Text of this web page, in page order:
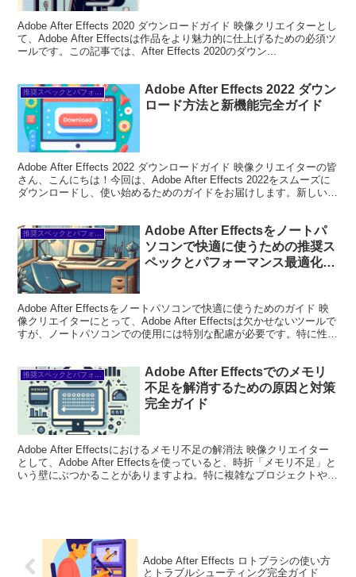
Adobe After Effects 2020 ダウンロードガイド 映像クリエイターとし
て、Adobe After Effectsは作品をより魅力的に仕上げるための必須ツ
ールです。この記事では、After Effects 2020のダウン...
Adobe After Effects 2022 ダウン
ロード方法と新機能完全ガイド
Adobe After Effects 2022 ダウンロードガイド 映像クリエイターの皆
さん、こんにちは！今回は、Adobe After Effects 2022をスムーズに
ダウンロードし、使い始めるためのガイドをお届けします。新しい機
Adobe After Effectsをノートパ
ソコンで快適に使うための推奨ス
ペックとパフォーマンス最適化ガ
Adobe After Effectsをノートパソコンで快適に使うためのガイド 映
像クリエイターにとって、Adobe After Effectsは欠かせないツールで
すが、ノートパソコンでの使用には特別な配慮が必要です。特に性能
Adobe After Effectsでのメモリ
不足を解消するための原因と対策
完全ガイド
Adobe After Effectsにおけるメモリ不足の解消法 映像クリエイター
として、Adobe After Effectsを使っていると、時折「メモリ不足」と
いう壁にぶつかることがありますよね。特に複雑なプロジェクトや重
Adobe After Effects ロトブラシの使い方
とトラブルシューティング完全ガイド